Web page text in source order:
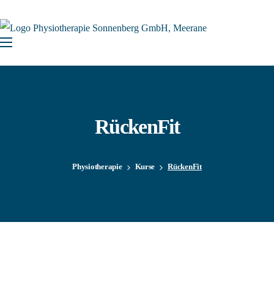
RückenFit
Physiotherapie Kurse RückenFit